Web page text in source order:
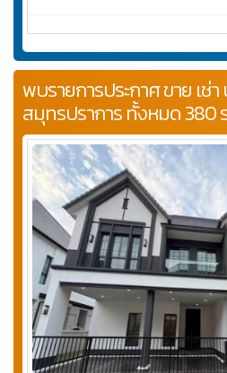
พบรายการประกาศ ขาย เช่
สมุทรปราการ ทั้งหมด 380